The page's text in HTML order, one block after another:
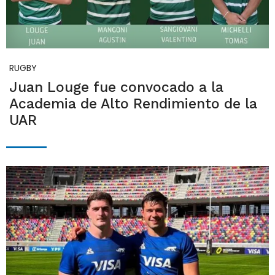
RUGBY
Juan Louge fue convocado a la
Academia de Alto Rendimiento de la
UAR